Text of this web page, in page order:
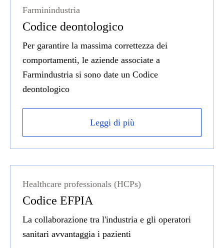
Codice deontologico
Farminindustria
Per garantire la massima correttezza dei
comportamenti, le aziende associate a
Farmindustria si sono date un Codice
deontologico
Leggi di più
Codice EFPIA
Healthcare professionals (HCPs)
La collaborazione tra l'industria e gli operatori
sanitari avvantaggia i pazienti